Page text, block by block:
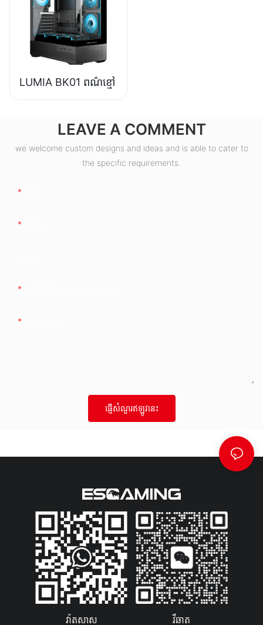
LUMIA BK01 ពណ៌ខ្មៅ
LEAVE A COMMENT
we welcome custom designs and ideas and is able to cater to
the specific requirements.
ផ្ញើសំណួរឥឡូវនេះ
វ៉ាតសាស វីឆាត